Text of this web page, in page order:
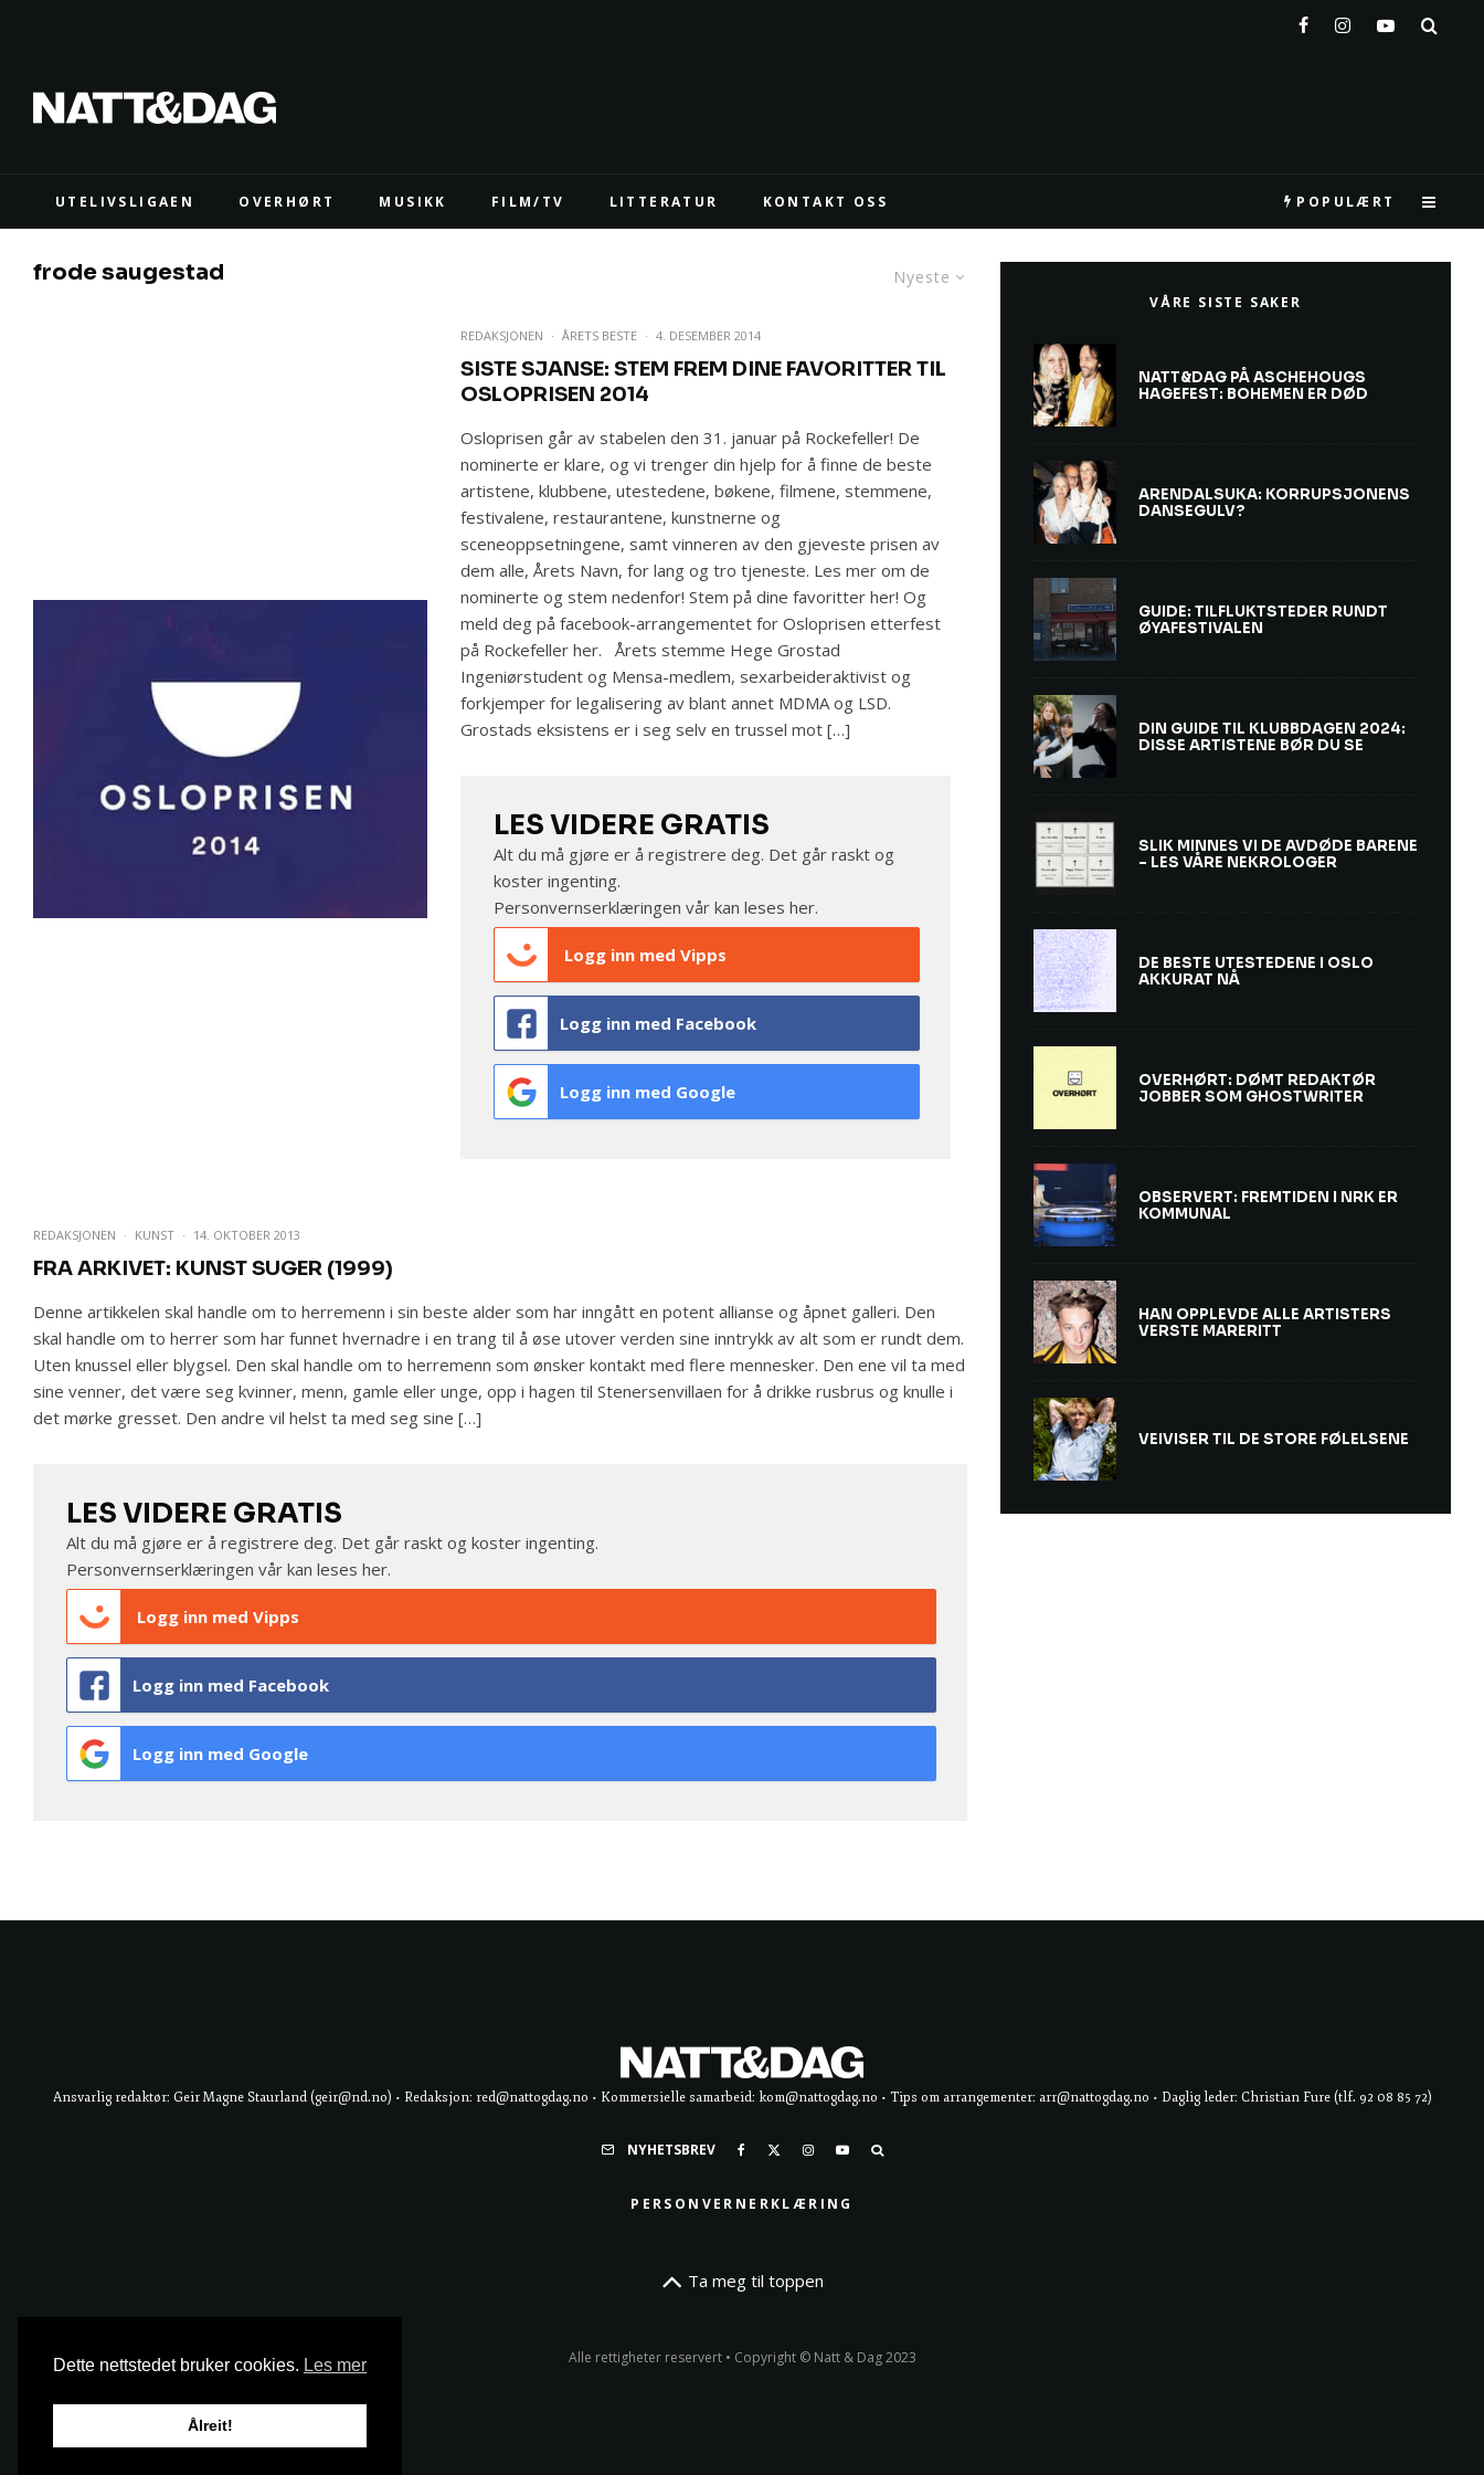
UTELIVSLIGAEN OVERHØRT MUSIKK FILM/TV LITTERATUR KONTAKT OSS POPULÆRT
Nyeste
frode saugestad
REDAKSJONEN · ÅRETS BESTE · 4. DESEMBER 2014
SISTE SJANSE: STEM FREM DINE FAVORITTER TIL
OSLOPRISEN 2014
Osloprisen går av stabelen den 31. januar på Rockefeller! De
nominerte er klare, og vi trenger din hjelp for å finne de beste
artistene, klubbene, utestedene, bøkene, filmene, stemmene,
festivalene, restaurantene, kunstnerne og
sceneoppsetningene, samt vinneren av den gjeveste prisen av
dem alle, Årets Navn, for lang og tro tjeneste. Les mer om de
nominerte og stem nedenfor! Stem på dine favoritter her! Og
meld deg på facebook-arrangementet for Osloprisen etterfest
på Rockefeller her. Årets stemme Hege Grostad
Ingeniørstudent og Mensa-medlem, sexarbeideraktivist og
forkjemper for legalisering av blant annet MDMA og LSD.
Grostads eksistens er i seg selv en trussel mot […]
LES VIDERE GRATIS
Alt du må gjøre er å registrere deg. Det går raskt og
koster ingenting.
Personvernserklæringen vår kan lesesher.
Logg inn med Vipps
Logg inn med Facebook
Logg inn med Google
REDAKSJONEN · KUNST · 14. OKTOBER 2013
FRA ARKIVET: KUNST SUGER (1999)
Denne artikkelen skal handle om to herremenn i sin beste alder som har inngått en potent allianse og åpnet galleri. Den
skal handle om to herrer som har funnet hvernadre i en trang til å øse utover verden sine inntrykk av alt som er rundt dem.
Uten knussel eller blygsel. Den skal handle om to herremenn som ønsker kontakt med flere mennesker. Den ene vil ta med
sine venner, det være seg kvinner, menn, gamle eller unge, opp i hagen til Stenersenvillaen for å drikke rusbrus og knulle i
det mørke gresset. Den andre vil helst ta med seg sine […]
LES VIDERE GRATIS
Alt du må gjøre er å registrere deg. Det går raskt og koster ingenting.
Personvernserklæringen vår kan leses her.
Logg inn med Vipps
Logg inn med Facebook
Logg inn med Google
VÅRE SISTE SAKER
NATT&DAG PÅ ASCHEHOUGS
HAGEFEST: BOHEMEN ER DØD
ARENDALSUKA: KORRUPSJONENS
DANSEGULV?
GUIDE: TILFLUKTSTEDER RUNDT
ØYAFESTIVALEN
DIN GUIDE TIL KLUBBDAGEN 2024:
DISSE ARTISTENE BØR DU SE
SLIK MINNES VI DE AVDØDE BARENE
– LES VÅRE NEKROLOGER
DE BESTE UTESTEDENE I OSLO
AKKURAT NÅ
OVERHØRT: DØMT REDAKTØR
JOBBER SOM GHOSTWRITER
OBSERVERT: FREMTIDEN I NRK ER
KOMMUNAL
HAN OPPLEVDE ALLE ARTISTERS
VERSTE MARERITT
VEIVISER TIL DE STORE FØLELSENE
Ansvarlig redaktør: Geir Magne Staurland (geir@nd.no) • Redaksjon: red@nattogdag.no • Kommersielle samarbeid: kom@nattogdag.no • Tips om arrangementer: arr@nattogdag.no • Daglig leder: Christian Fure (tlf. 92 08 85 72)
NYHETSBREV
PERSONVERNERKLÆRING
Ta meg til toppen
Alle rettigheter reservert • Copyright © Natt & Dag 2023
Dette nettstedet bruker cookies. Les mer
Ålreit!